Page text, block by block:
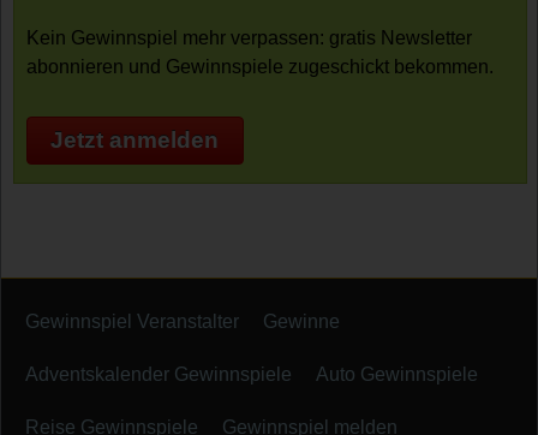
Kein Gewinnspiel mehr verpassen: gratis Newsletter
abonnieren und Gewinnspiele zugeschickt bekommen.
Jetzt anmelden
Gewinnspiel Veranstalter Gewinne
Adventskalender Gewinnspiele Auto Gewinnspiele
Reise Gewinnspiele Gewinnspiel melden